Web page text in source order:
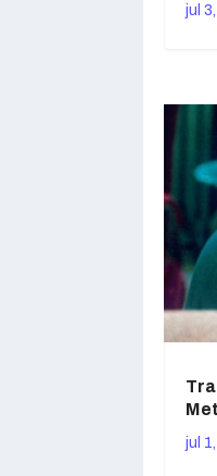
jul
jul